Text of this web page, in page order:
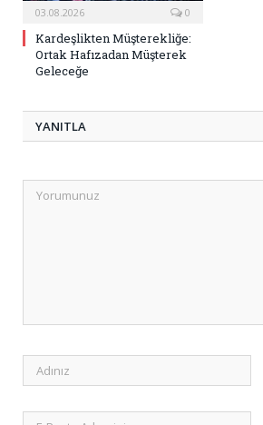
03.08.2026 0
Kardeşlikten Müşterekliğe:
Ortak Hafızadan Müşterek
Geleceğe
YANITLA